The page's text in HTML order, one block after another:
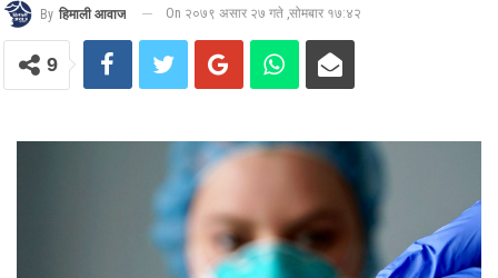
By हिमाली आवाज On २०७९ असार २७ गते ,सोमबार १७:४२
9